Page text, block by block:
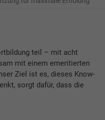
teil – mit acht
mit einem emeritierten
Ziel ist es, dieses Know-
sorgt dafür, dass die